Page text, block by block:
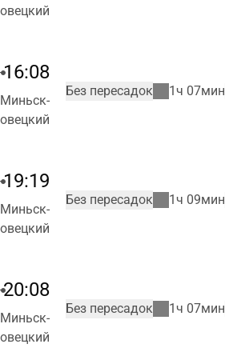
16:08
Миньск-
Без пересадок 1ч 07мин
19:19
Миньск-
Без пересадок 1ч 09мин
20:08
Миньск-
Без пересадок 1ч 07мин